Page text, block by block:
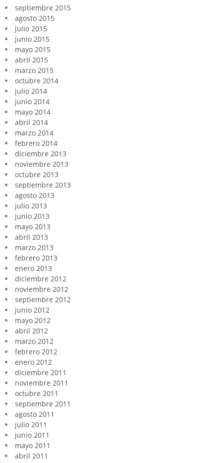
septiembre 2015
agosto 2015
julio 2015
junio 2015
mayo 2015
abril 2015
marzo 2015
octubre 2014
julio 2014
junio 2014
mayo 2014
abril 2014
marzo 2014
febrero 2014
diciembre 2013
noviembre 2013
octubre 2013
septiembre 2013
agosto 2013
julio 2013
junio 2013
mayo 2013
abril 2013
marzo 2013
febrero 2013
enero 2013
diciembre 2012
noviembre 2012
septiembre 2012
junio 2012
mayo 2012
abril 2012
marzo 2012
febrero 2012
enero 2012
diciembre 2011
noviembre 2011
octubre 2011
septiembre 2011
agosto 2011
julio 2011
junio 2011
mayo 2011
abril 2011